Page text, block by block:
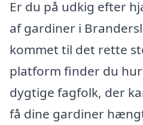
Er du på udkig efter
af gardiner i
kommet til det rette
platform finder du
dygtige fagfolk, der
få dine gardiner